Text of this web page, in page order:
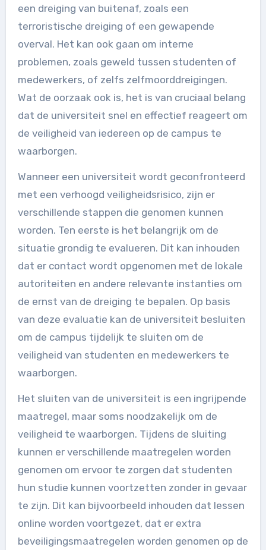
een dreiging van buitenaf, zoals een
terroristische dreiging of een gewapende
overval. Het kan ook gaan om interne
problemen, zoals geweld tussen studenten of
medewerkers, of zelfs zelfmoorddreigingen.
Wat de oorzaak ook is, het is van cruciaal belang
dat de universiteit snel en effectief reageert om
de veiligheid van iedereen op de campus te
waarborgen.
Wanneer een universiteit wordt geconfronteerd
met een verhoogd veiligheidsrisico, zijn er
verschillende stappen die genomen kunnen
worden. Ten eerste is het belangrijk om de
situatie grondig te evalueren. Dit kan inhouden
dat er contact wordt opgenomen met de lokale
autoriteiten en andere relevante instanties om
de ernst van de dreiging te bepalen. Op basis
van deze evaluatie kan de universiteit besluiten
om de campus tijdelijk te sluiten om de
veiligheid van studenten en medewerkers te
waarborgen.
Het sluiten van de universiteit is een ingrijpende
maatregel, maar soms noodzakelijk om de
veiligheid te waarborgen. Tijdens de sluiting
kunnen er verschillende maatregelen worden
genomen om ervoor te zorgen dat studenten
hun studie kunnen voortzetten zonder in gevaar
te zijn. Dit kan bijvoorbeeld inhouden dat lessen
online worden voortgezet, dat er extra
beveiligingsmaatregelen worden genomen op de